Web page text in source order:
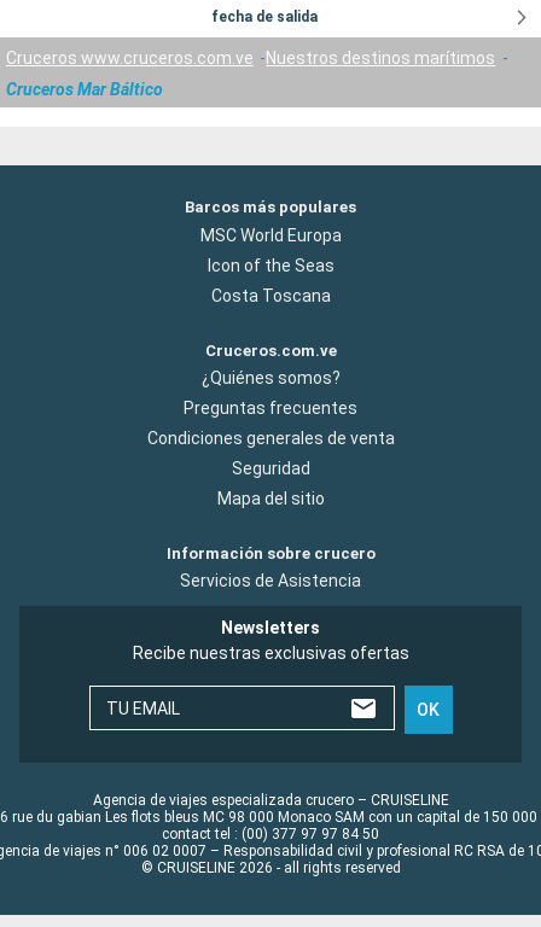
fecha de salida
Cruceros www.cruceros.com.ve
Nuestros destinos marítimos
Cruceros Mar Báltico
Barcos más populares
MSC World Europa
Icon of the Seas
Costa Toscana
Cruceros.com.ve
¿Quiénes somos?
Preguntas frecuentes
Condiciones generales de venta
Seguridad
Mapa del sitio
Información sobre crucero
Servicios de Asistencia
Newsletters
Recibe nuestras exclusivas ofertas
TU EMAIL OK
Agencia de viajes especializada crucero – CRUISELINE
rue du gabian Les flots bleus MC 98 000 Monaco SAM con un capital de 150 000
contact tel : (00) 377 97 97 84 50
de viajes n° 006 02 0007 – Responsabilidad civil y profesional RC RSA de
© CRUISELINE 2026 - all rights reserved